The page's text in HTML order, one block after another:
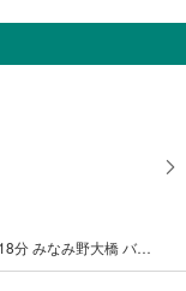
京王線 「北野」駅 バス18分 みなみ野大橋 バス停下車 徒歩14分